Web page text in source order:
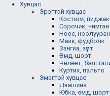
Хувцас
Эрэгтэй хувцас
Костюм, пиджак
Сорочик,
Ноос,
Майк, фудболк
Зангиа, зүүлт
Өмд, шорт
Чөлөөт,
Куртик, пальто
Эмэгтэй хувцас
Даашинз
Юбка, өмд, шорт